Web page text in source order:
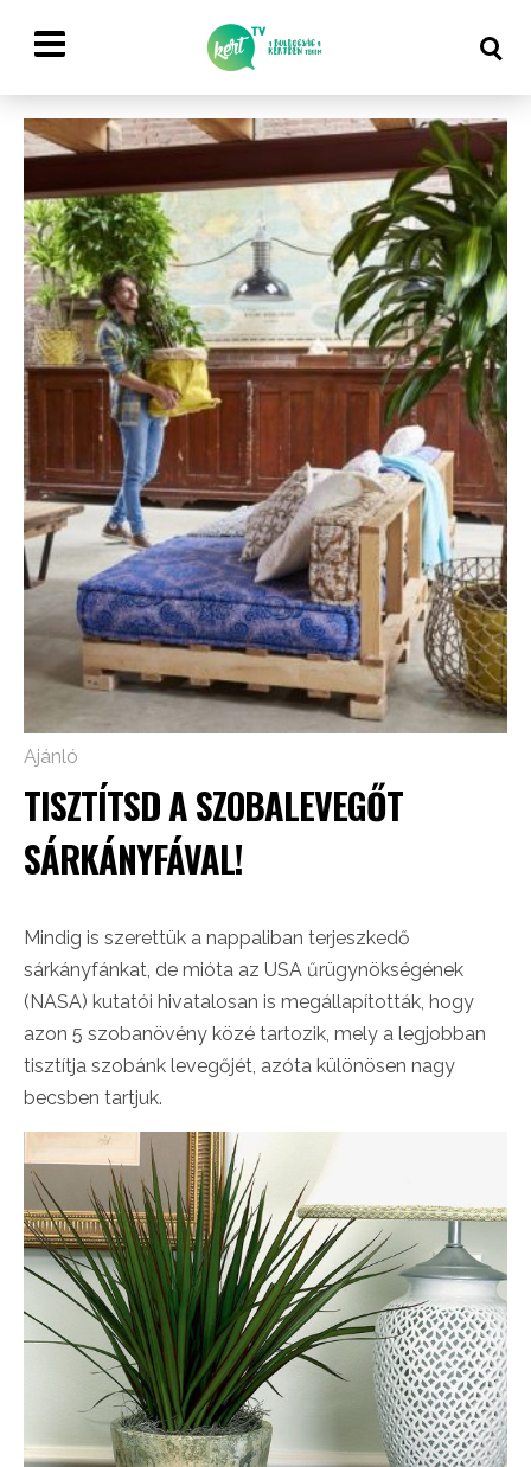
Ajánló
TISZTÍTSD A SZOBALEVEGŐT
SÁRKÁNYFÁVAL!
Mindig is szerettük a nappaliban terjeszkedő
sárkányfánkat, de mióta az USA űrügynökségének
(NASA) kutatói hivatalosan is megállapították, hogy
azon 5 szobanövény közé tartozik, mely a legjobban
tisztítja szobánk levegőjét, azóta különösen nagy
becsben tartjuk.